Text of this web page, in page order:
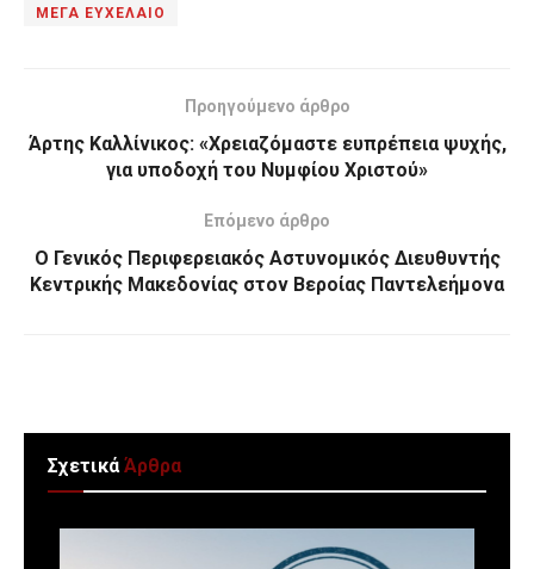
ΜΕΓΑ ΕΥΧΕΛΑΙΟ
Προηγούμενο άρθρο
Άρτης Καλλίνικος: «Χρειαζόμαστε ευπρέπεια ψυχής,
για υποδοχή του Νυμφίου Χριστού»
Επόμενο άρθρο
Ο Γενικός Περιφερειακός Αστυνομικός Διευθυντής
Κεντρικής Μακεδονίας στον Βεροίας Παντελεήμονα
ΣχετικάΆρθρα